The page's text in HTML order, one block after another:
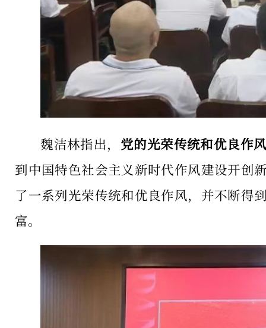
魏洁林指出， 党的光荣传统和优良作
到中国特色社会主义新时代作风建设开创
了一系列光荣传统和优良作风，并不断得
富。